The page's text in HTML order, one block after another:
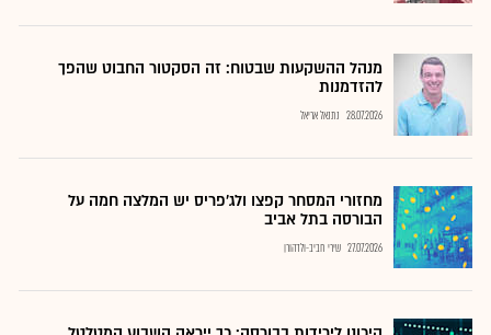
מנהל ההשקעות שבטוח: זה הסקטור החבוט שהפך
להזדמנות
28.07.2026 נתנאל אריאל
מחזורי המסחר קפצו ולג'פריס יש המלצה חמה על
הבורסה בתל אביב
27.07.2026 שירי חביב-ולדהורן